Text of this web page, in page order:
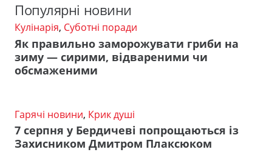
Популярні новини
Кулінарія, Суботні поради
Як правильно заморожувати гриби на
зиму — сирими, відвареними чи
обсмаженими
Гарячі новини, Крик душі
7 серпня у Бердичеві попрощаються із
Захисником Дмитром Плаксюком